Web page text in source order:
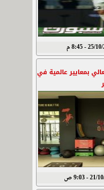
- 8:45 م
بمعايير عالمية في
- 9:03 ص